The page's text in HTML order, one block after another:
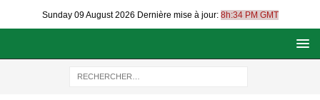
Sunday 09 August 2026 Dernière mise à jour: 8h:34 PM GMT